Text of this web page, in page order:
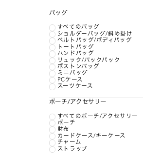
バッグ
すべてのバッグ
ショルダーバッグ/斜め掛け
ベルトバッグ/ボディバッグ
トートバッグ
ハンドバッグ
リュック/バックパック
ボストンバッグ
ミニバッグ
PCケース
スーツケース
ポーチ/アクセサリー
すべてのポーチ/アクセサリー
ポーチ
財布
カードケース/キーケース
チャーム
ストラップ